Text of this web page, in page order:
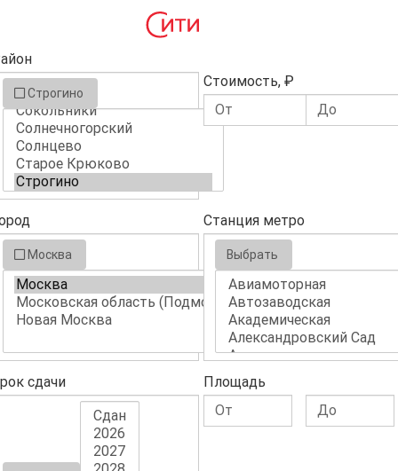
Строгино
Стоимость, ₽
Москва
Станция метро
Выбрать
сдачи Площадь